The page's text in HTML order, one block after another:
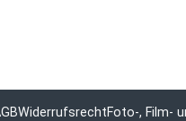
WiderrufsrechtFoto-, Film-